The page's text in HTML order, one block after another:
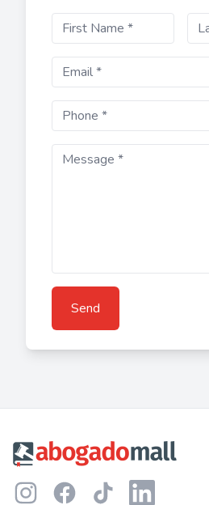
Send
InstagramFacebookTikTok LinkedIn